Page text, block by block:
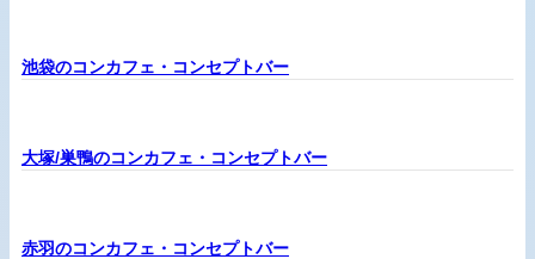
池袋のコンカフェ・コンセプトバー
大塚/巣鴨のコンカフェ・コンセプトバー
赤羽のコンカフェ・コンセプトバー